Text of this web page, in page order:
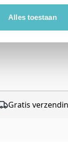
Alles toestaan
Gratis